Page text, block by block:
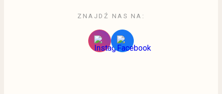
ZNAJDŹ NAS NA: